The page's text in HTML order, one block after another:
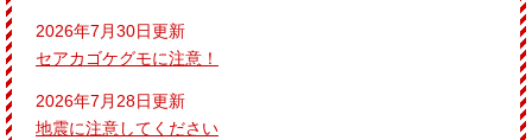
2026年7月30日更新
セアカゴケグモに注意！
2026年7月28日更新
地震に注意してください